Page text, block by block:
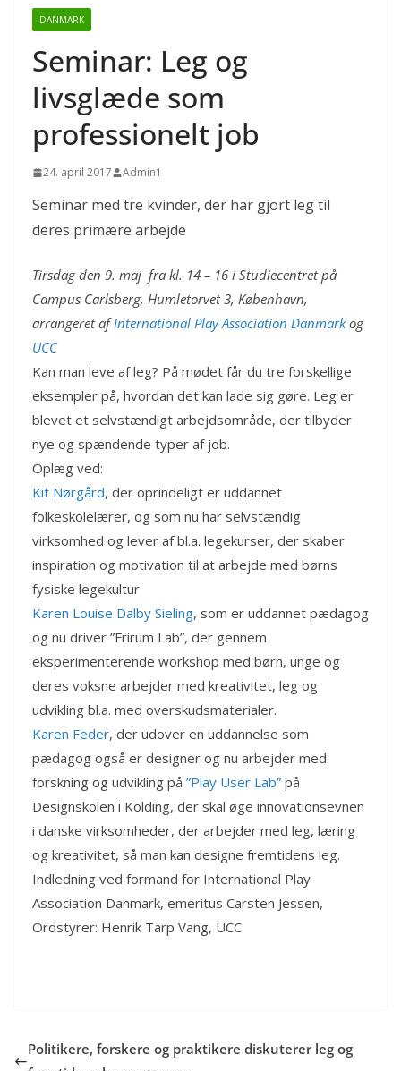
DANMARK
Seminar: Leg og
livsglæde som
professionelt job
24. april 2017 Admin1
Seminar med tre kvinder, der har gjort leg til
deres primære arbejde
Tirsdag den 9. maj fra kl. 14 – 16 i Studiecentret på
Campus Carlsberg, Humletorvet 3, København,
arrangeret afInternational Play Association Danmarkog
UCC
Kan man leve af leg? På mødet får du tre forskellige
eksempler på, hvordan det kan lade sig gøre. Leg er
blevet et selvstændigt arbejdsområde, der tilbyder
nye og spændende typer af job.
Oplæg ved:
Kit Nørgård, der oprindeligt er uddannet
folkeskolelærer, og som nu har selvstændig
virksomhed og lever af bl.a. legekurser, der skaber
inspiration og motivation til at arbejde med børns
fysiske legekultur
Karen Louise Dalby Sieling, som er uddannet pædagog
og nu driver ”Frirum Lab”, der gennem
eksperimenterende workshop med børn, unge og
deres voksne arbejder med kreativitet, leg og
udvikling bl.a. med overskudsmaterialer.
Karen Feder, der udover en uddannelse som
pædagog også er designer og nu arbejder med
forskning og udvikling på ”Play User Lab” på
Designskolen i Kolding, der skal øge innovationsevnen
i danske virksomheder, der arbejder med leg, læring
og kreativitet, så man kan designe fremtidens leg.
Indledning ved formand for International Play
Association Danmark, emeritus Carsten Jessen,
Ordstyrer: Henrik Tarp Vang, UCC
Politikere, forskere og praktikere diskuterer leg og